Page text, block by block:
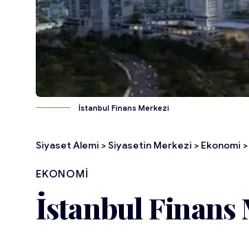
İstanbul Finans Merkezi
Siyaset Alemi >Siyasetin Merkezi > Ekonomi >
EKONOMI
İstanbul Finans